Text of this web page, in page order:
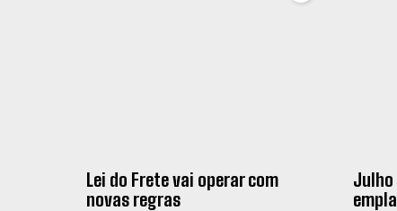
Lei do Frete vai operar com
novas regras